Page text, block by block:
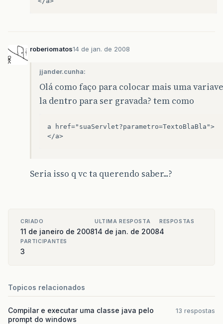
roberiomatos14 de jan. de 2008
jjander.cunha:
Olá como faço para colocar mais uma
la dentro para ser gravada? tem como
a href="suaServlet?parametro=TextoBlaBla">
Seria isso q vc ta querendo saber...?
CRIADO
11 de janeiro de 2008
ULTIMA RESPOSTA
14 de jan. de 2008
RESPOSTAS
4
PARTICIPANTES
3
Topicos relacionados
Compilar e executar uma classe java pelo
prompt do windows
13 respostas